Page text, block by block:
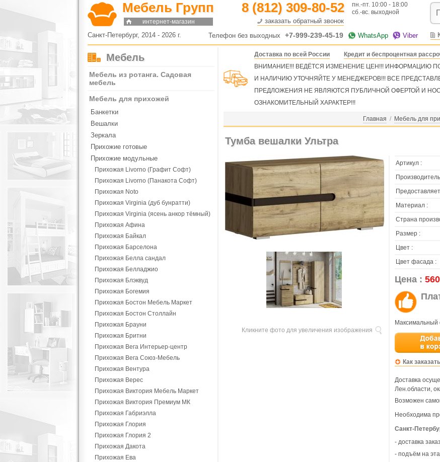
Мебель Групп
интернет-магазин
8 (812) 309-80-52
заказать обратный звонок
пн.-пт. 10:00 - 18:00
сб.-вс. выходной
Санкт-Петербург, 2014 - 2026 г. Телефон без выходных +7-999-239-45-19 WhatsApp Viber
Мебель
Мебель из ротанга. Садовая
мебель
Мебель для прихожей
Банкетки
Вешалки
Зеркала
Прихожие готовые
Прихожие модульные
Прихожая Livorno (Графит Софт)
Прихожая Livorno (Панакота Софт)
Прихожая Noto
Прихожая Virginia (дуб бунратти)
Прихожая Virginia (ясень анкор тёмный)
Прихожая Афина
Прихожая Байкал
Прихожая Барселона
Прихожая Белла сандал
Прихожая Белладжио
Прихожая Блэквуд
Прихожая Богемия
Прихожая Бостон Мебель Маркет
Прихожая Бостон Столлайн
Прихожая Брауни
Прихожая Бритни
Прихожая Вега Интерьер-центр
Прихожая Вега Союз-Мебель
Прихожая Вентура
Прихожая Верес
Прихожая Виктория Мебель Маркет
Прихожая Виктория Премиум МК
Прихожая Габриэлла
Прихожая Глория
Прихожая Глория 2
Прихожая Дакота
Прихожая Ева
Доставка по всей России
Кредит и беспроцентная
ВНИМАНИЕ!!! ВЕДЁТСЯ ИЗМЕНЕНИЕ ЦЕН!!! ИНФОРМАЦИЮ
И НАЛИЧИЮ УТОЧНЯЙТЕ У МЕНЕДЖЕРОВ!!! ВСЕ
ПРЕДЛОЖЕНИЯ НЕ ЯВЛЯЮТСЯ ПУБЛИЧНОЙ ОФЕРТОЙ И
ОЗНАКОМИТЕЛЬНЫЙ ХАРАКТЕР!!!
Главная / Мебель для
Тумба вешалки Ультра
Кликните фото для увеличения изображения
Артикул :
Материал :
Страна
Размер :
Цвет :
Цвет фасада :
Цена :
Максимальный
Как
Доставка
Лен.области,
Возможен
Необходима
Санкт-
- доставка
- подъём на